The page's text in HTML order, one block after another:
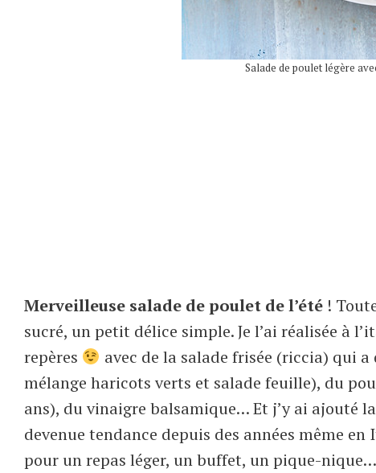
Salade de poulet légère
Merveilleuse salade de poulet de l’été !
sucré, un petit délice simple. Je l’ai réalisée à
repères
avec de la salade frisée (riccia) qui
mélange haricots verts et salade feuille), du
ans), du vinaigre balsamique… Et j’y ai ajouté
devenue tendance depuis des années même
pour un repas léger, un buffet, un pique-